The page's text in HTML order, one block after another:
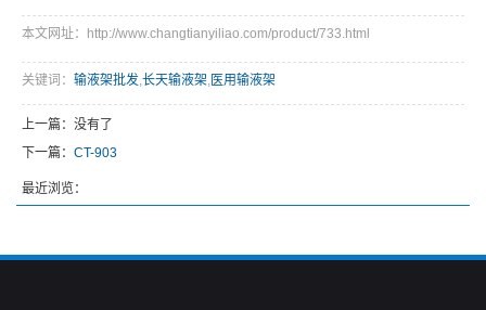
本文网址：http://www.changtianyiliao.com/product/733.html
关键词： 输液架批发,长天输液架,医用输液架
上一篇：没有了
下一篇： CT-903
最近浏览：